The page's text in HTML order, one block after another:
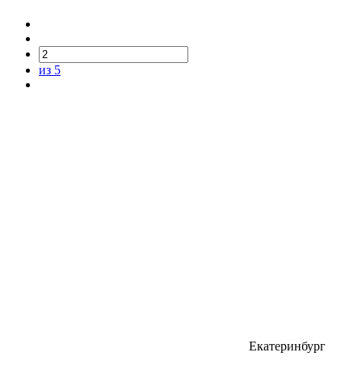
из 5
Екатеринбург